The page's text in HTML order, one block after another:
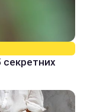
секретних